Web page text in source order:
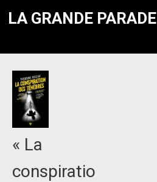
LA GRANDE PARADE
« La
conspiratio